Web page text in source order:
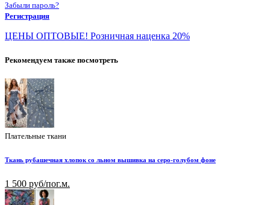
Забыли пароль?
Регистрация
ЦЕНЫ ОПТОВЫЕ! Розничная наценка 20%
Рекомендуем также посмотреть
Плательные ткани
Ткань рубашечная хлопок со льном вышивка на серо-голубом фоне
1 500 руб/пог.м.